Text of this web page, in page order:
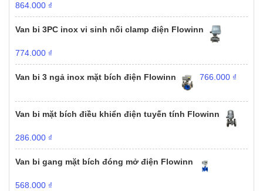
864.000 ₫
Van bi 3PC inox vi sinh nối clamp điện Flowinn
774.000 ₫
Van bi 3 ngả inox mặt bích điện Flowinn 766.000 ₫
Van bi mặt bích điều khiển điện tuyến tính Flowinn
286.000 ₫
Van bi gang mặt bích đóng mở điện Flowinn
568.000 ₫